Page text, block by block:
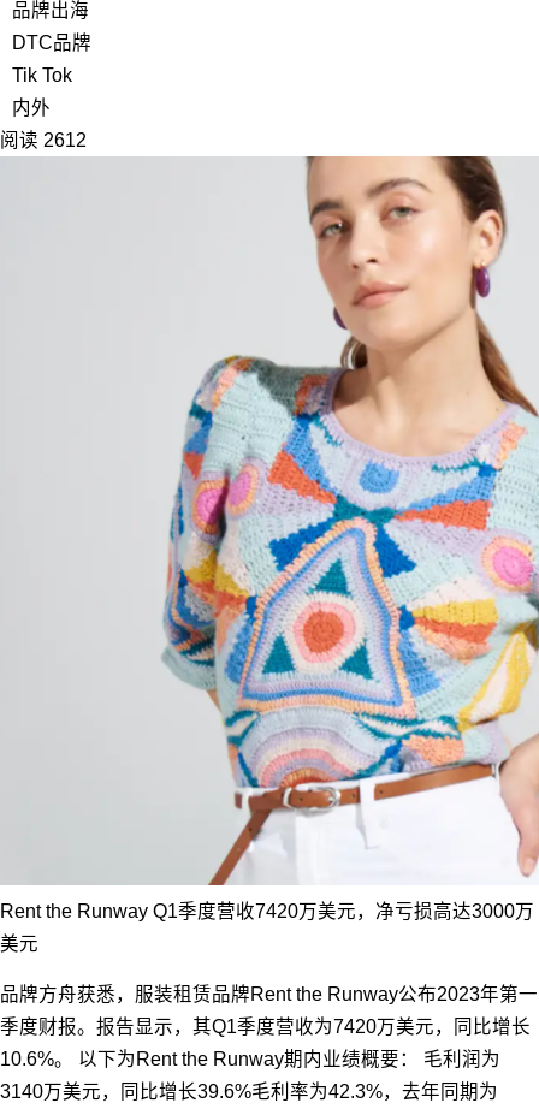
品牌出海
DTC品牌
Tik Tok
内外
阅读 2612
Rent the Runway Q1季度营收7420万美元，净亏损高达3000万
美元
品牌方舟获悉，服装租赁品牌Rent the Runway公布2023年第一
季度财报。报告显示，其Q1季度营收为7420万美元，同比增长
10.6%。 以下为Rent the Runway期内业绩概要： 毛利润为
3140万美元，同比增长39.6%毛利率为42.3%，去年同期为